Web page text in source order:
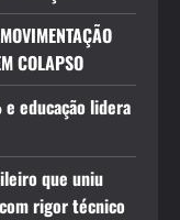
COLAPSO
educação lidera
que uniu
rigor técnico